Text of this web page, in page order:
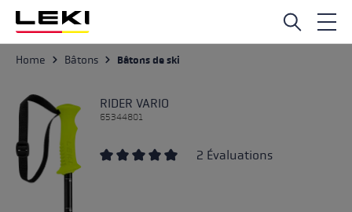
Passer au contenu principal
Home Bâtons Bâtons de ski
RIDER VARIO
65344801
2 Évaluations